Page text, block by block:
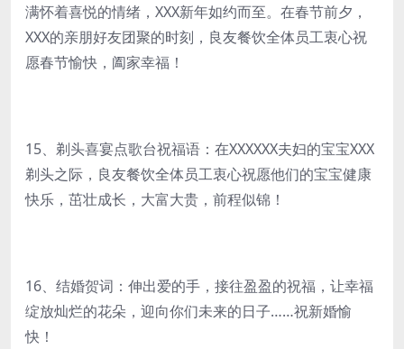
满怀着喜悦的情绪，XXX新年如约而至。在春节前夕，
XXX的亲朋好友团聚的时刻，良友餐饮全体员工衷心祝
愿春节愉快，阖家幸福！
15、剃头喜宴点歌台祝福语：在XXXXXX夫妇的宝宝XXX
剃头之际，良友餐饮全体员工衷心祝愿他们的宝宝健康
快乐，茁壮成长，大富大贵，前程似锦！
16、结婚贺词：伸出爱的手，接往盈盈的祝福，让幸福
绽放灿烂的花朵，迎向你们未来的日子……祝新婚愉
快！